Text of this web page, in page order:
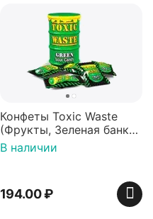
Конфеты Toxic Waste
(Фрукты, Зеленая банка,
42 гр).
В наличии
194.00₽